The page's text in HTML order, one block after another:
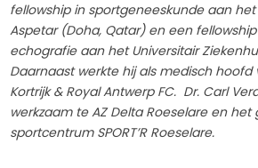
fellowship in sportgeneeskunde aan het
Aspetar (Doha, Qatar) en een
echografie aan het Universitair
Daarnaast werkte hij als medisch hoofd
Kortrijk & Royal Antwerp FC. Dr. Carl
werkzaam te AZ Delta Roeselare en
sportcentrum SPORT’R Roeselare.